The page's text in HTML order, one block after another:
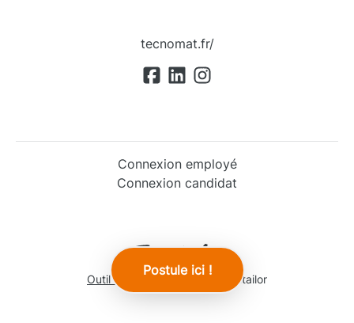
Postule ici !
tecnomat.fr/
Connexion employé
Connexion candidat
Outil de recrutementde Teamtailor